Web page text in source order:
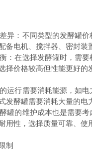
异：不同类型的发酵罐
备电机、搅拌器、密封装
：在选择发酵罐时，需
择价格较高但性能更好的
运行需要消耗能源，如
发酵罐需要消耗大量的电
罐的维护成本也是需要
用性，选择质量可靠、使
制